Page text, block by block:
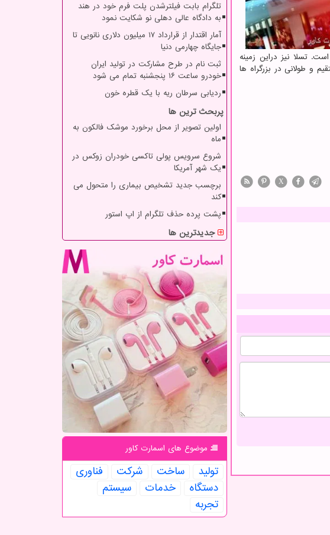
تسلا نیز دراین زمینه
و طولانی در بزرگراه ها
X
تلگرام بابت فیلترشدن پلت فرم خود در هند
به دادگاه عالی دهلی نو شکایت نمود
آمار اقتدار از قرارداد ۱۷ میلیون دلاری نانویی تا
جایگاه چهارمی دنیا
ثبت نام در طرح مشارکت در تولید ایران
خودرو ساعت ۱۶ پنجشنبه تمام می شود
ردیابی سرطان ریه با یک قطره خون
پربحث ترین ها
اولین تصویر از محل برخورد موشک فالکون به
ماه
شروع سرویس پولی تاکسی خودران زوکس در
یک شهر آمریکا
برچسب جدید تشخیص بیماری را متحول می
کند
پشت پرده حذف تلگرام از اپ استور
جدیدترین ها
موضوع های اسمارت كاور
تولید ساخت شركت
فناوری
دستگاه
خدمات
سیستم
تجربه